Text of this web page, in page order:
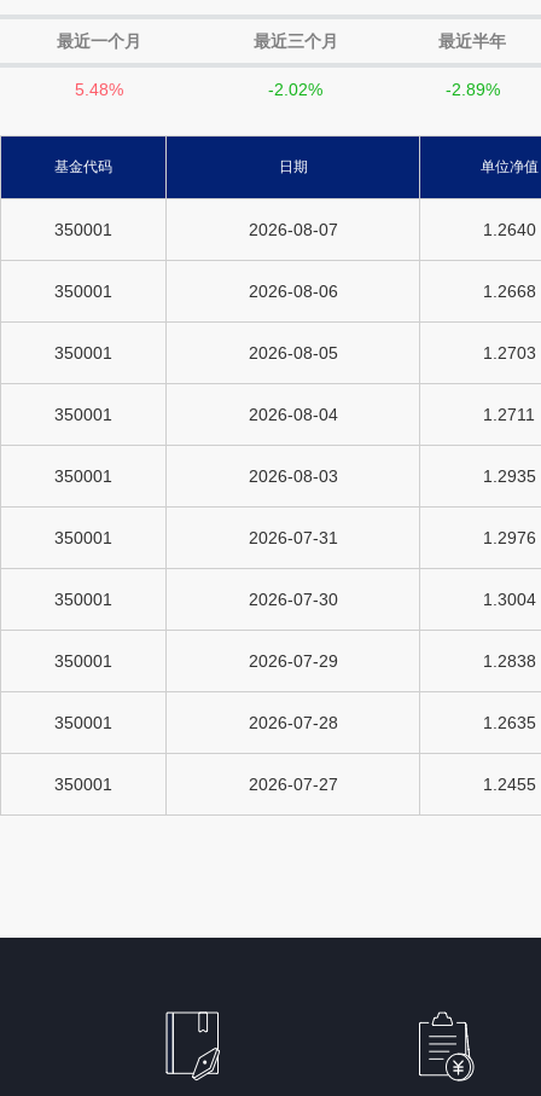
最近一个月 最近三个月 最近半年
5.48% -2.02% -2.89%
基金代码 日期 单位净值
350001 2026-08-07 1.2640
350001 2026-08-06 1.2668
350001 2026-08-05 1.2703
350001 2026-08-04 1.2711
350001 2026-08-03 1.2935
350001 2026-07-31 1.2976
350001 2026-07-30 1.3004
350001 2026-07-29 1.2838
350001 2026-07-28 1.2635
350001 2026-07-27 1.2455